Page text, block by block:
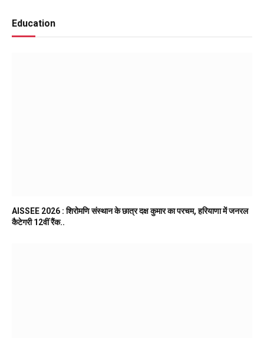
Education
AISSEE 2026 : शिरोमणि संस्थान के छात्र दक्ष कुमार का परचम, हरियाणा में जनरल
कैटेगरी 12वीं रैंक..